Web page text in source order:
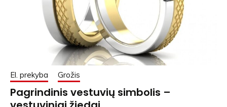
El. prekyba Grožis
Pagrindinis vestuvių simbolis –